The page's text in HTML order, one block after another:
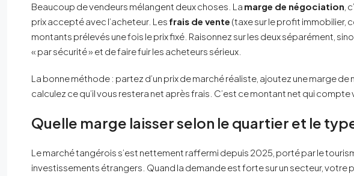
Beaucoup de vendeurs mélangent deux choses. La marge de négociation ,
prix accepté avec l’acheteur. Les frais de vente (taxe sur le profit immobilier,
montants prélevés une fois le prix fixé. Raisonnez sur les deux séparément,
« par sécurité » et de faire fuir les acheteurs sérieux.
La bonne méthode : partez d’un prix de marché réaliste, ajoutez une marge de
calculez ce qu’il vous restera net après frais. C’est ce montant net qui compte
Quelle marge laisser selon le quartier et le
Le marché tangérois s’est nettement raffermi depuis 2025, porté par le
investissements étrangers. Quand la demande est forte sur un secteur, votre